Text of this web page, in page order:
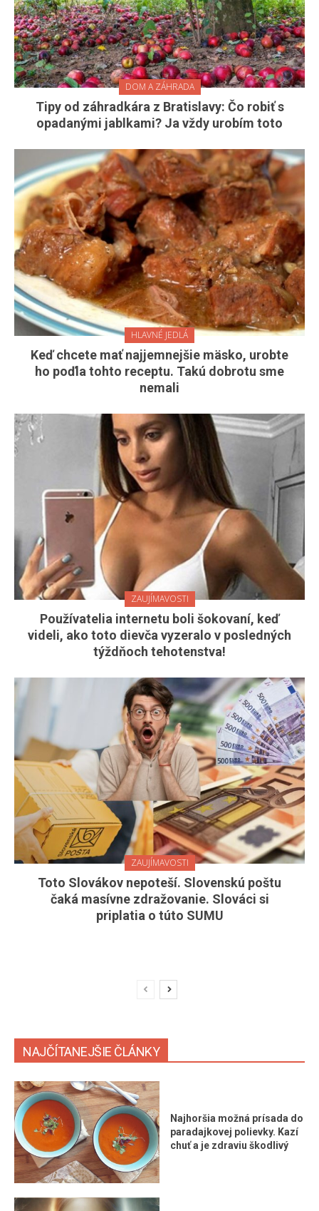
DOM A ZÁHRADA
Tipy od záhradkára z Bratislavy: Čo robiť s
opadanými jablkami? Ja vždy urobím toto
HLAVNÉ JEDLÁ
Keď chcete mať najjemnejšie mäsko, urobte
ho poďla tohto receptu. Takú dobrotu sme
nemali
ZAUJÍMAVOSTI
Používatelia internetu boli šokovaní, keď
videli, ako toto dievča vyzeralo v posledných
týždňoch tehotenstva!
ZAUJÍMAVOSTI
Toto Slovákov nepoteší. Slovenskú poštu
čaká masívne zdražovanie. Slováci si
priplatia o túto SUMU
NAJČÍTANEJŠIE ČLÁNKY
Najhoršia možná prísada do
paradajkovej polievky. Kazí
chuť a je zdraviu škodlivý